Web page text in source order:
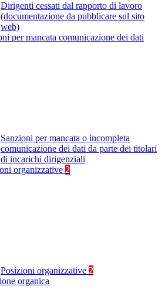
Dirigenti cessati dal rapporto di lavoro
(documentazione da pubblicare sul sito
web)
per mancata comunicazione dei dati
Sanzioni per mancata o incompleta
comunicazione dei dati da parte dei titolari
di incarichi dirigenziali
organizzative 2
Posizioni organizzative 2
organica